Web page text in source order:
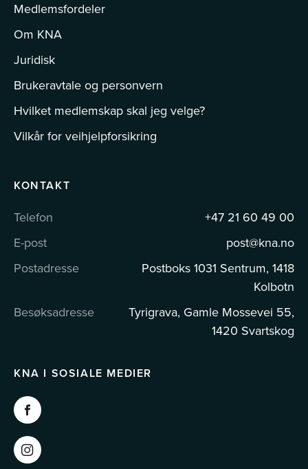
Medlemsfordeler
Om KNA
Juridisk
Brukeravtale og personvern
Hvilket medlemskap skal jeg velge?
Vilkår for veihjelpforsikring
KONTAKT
Telefon
+47 21 60 49 00
E-post
post@kna.no
Postadresse
Postboks 1031 Sentrum, 1418
Kolbotn
Besøksadresse
Tyrigrava, Gamle Mossevei 55,
1420 Svartskog
KNA I SOSIALE MEDIER